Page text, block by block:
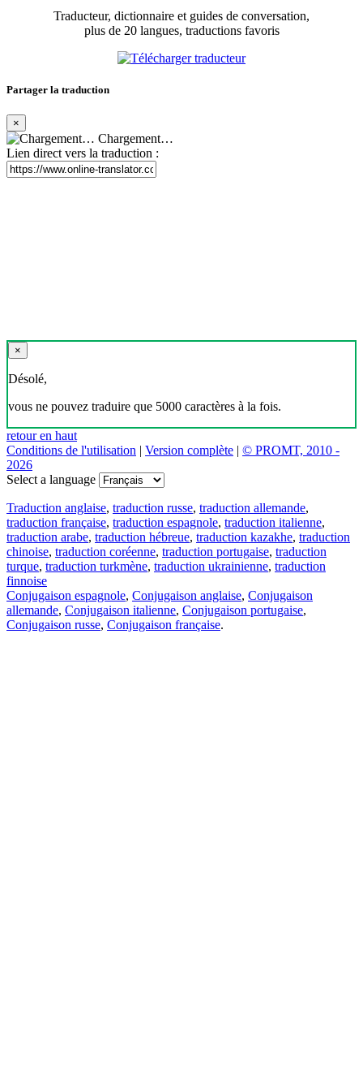
Traducteur, dictionnaire et guides de conversation,
plus de 20 langues, traductions favoris
Partager la traduction
×
Chargement…
Lien direct vers la traduction :
×
Désolé,
vous ne pouvez traduire que 5000 caractères à la fois.
retour en haut
Conditions de l'utilisation | Version complète | © PROMT, 2010 -
2026
Select a language
Traduction anglaise, traduction russe, traduction allemande,
traduction française, traduction espagnole, traduction italienne,
traduction arabe, traduction hébreue, traduction kazakhe, traduction
chinoise, traduction coréenne, traduction portugaise, traduction
turque, traduction turkmène, traduction ukrainienne, traduction
finnoise
Conjugaison espagnole, Conjugaison anglaise, Conjugaison
allemande, Conjugaison italienne, Conjugaison portugaise,
Conjugaison russe, Conjugaison française.